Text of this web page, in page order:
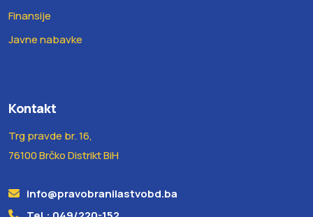
Finansije
Javne nabavke
Kontakt
Trg pravde br. 16,
76100 Brčko Distrikt BiH
info@pravobranilastvobd.ba